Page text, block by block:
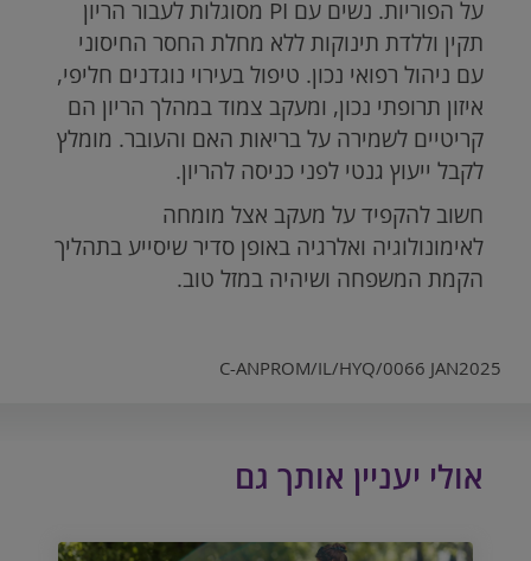
על הפוריות. נשים עם PI מסוגלות לעבור הריון
תקין וללדת תינוקות ללא מחלת החסר החיסוני
עם ניהול רפואי נכון. טיפול בעירוי נוגדנים חליפי,
איזון תרופתי נכון, ומעקב צמוד במהלך הריון הם
קריטיים לשמירה על בריאות האם והעובר. מומלץ
לקבל ייעוץ גנטי לפני כניסה להריון.
חשוב להקפיד על מעקב אצל מומחה
לאימונולוגיה ואלרגיה באופן סדיר שיסייע בתהליך
הקמת המשפחה ושיהיה במזל טוב.
C-ANPROM/IL/HYQ/0066 JAN2025
אולי יעניין אותך גם